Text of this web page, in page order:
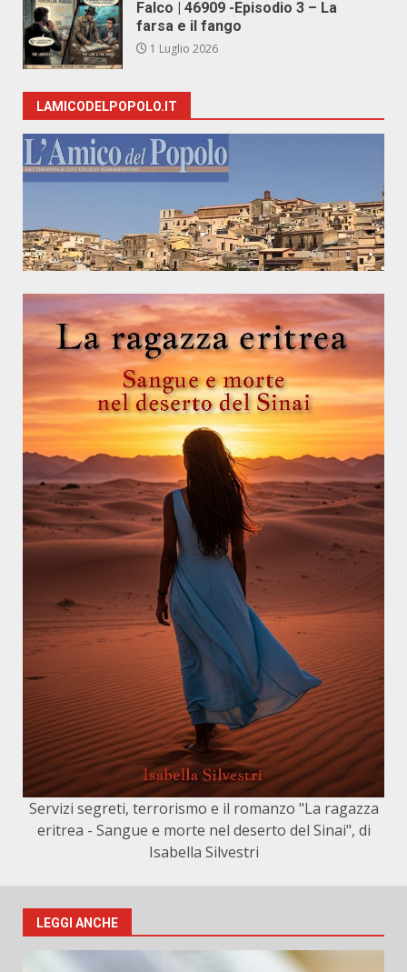
Falco | 46909 -Episodio 3 – La
farsa e il fango
1 Luglio 2026
LAMICODELPOPOLO.IT
Servizi segreti, terrorismo e il romanzo "La ragazza
eritrea - Sangue e morte nel deserto del Sinai", di
Isabella Silvestri
LEGGI ANCHE